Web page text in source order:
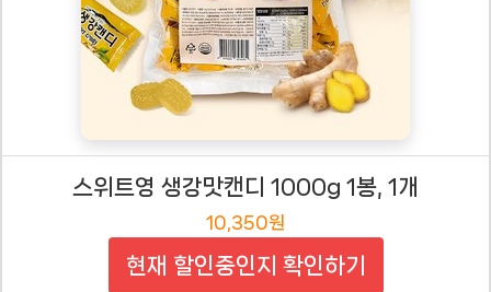
스위트영 생강맛캔디 1000g 1봉, 1개
10,350원
현재 할인중인지 확인하기